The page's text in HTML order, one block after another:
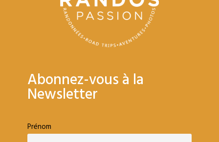
Abonnez-vous à la
Newsletter
Prénom